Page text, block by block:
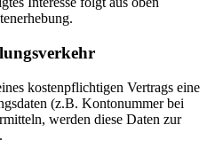
kostenpflichtigen Vertrags eine
(z.B. Kontonummer bei
werden diese Daten zur